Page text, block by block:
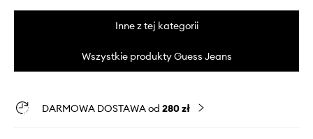
Inne z tej kategorii
Wszystkie produkty Guess Jeans
DARMOWA DOSTAWA od 280 zł